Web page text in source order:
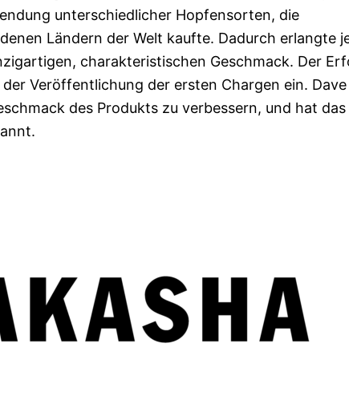
unterschiedlicher Hopfensorten, die
Ländern der Welt kaufte. Dadurch erlangte
charakteristischen Geschmack. Der
Veröffentlichung der ersten Chargen ein.
des Produkts zu verbessern, und hat das